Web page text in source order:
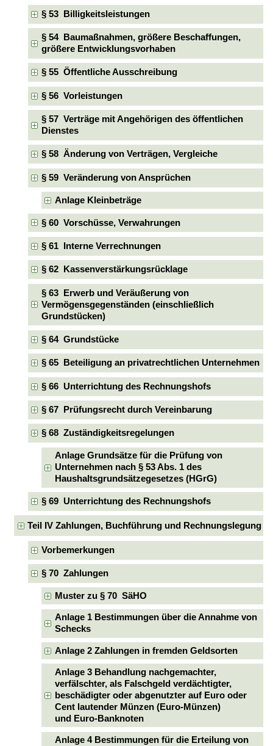
§ 53 Billigkeitsleistungen
§ 54 Baumaßnahmen, größere Beschaffungen,
größere Entwicklungsvorhaben
§ 55 Öffentliche Ausschreibung
§ 56 Vorleistungen
§ 57 Verträge mit Angehörigen des öffentlichen
Dienstes
§ 58 Änderung von Verträgen, Vergleiche
§ 59 Veränderung von Ansprüchen
Anlage Kleinbeträge
§ 60 Vorschüsse, Verwahrungen
§ 61 Interne Verrechnungen
§ 62 Kassenverstärkungsrücklage
§ 63 Erwerb und Veräußerung von
Vermögensgegenständen (einschließlich
Grundstücken)
§ 64 Grundstücke
§ 65 Beteiligung an privatrechtlichen Unternehmen
§ 66 Unterrichtung des Rechnungshofs
§ 67 Prüfungsrecht durch Vereinbarung
§ 68 Zuständigkeitsregelungen
Anlage Grundsätze für die Prüfung von
Unternehmen nach § 53 Abs. 1 des
Haushaltsgrundsätzegesetzes (HGrG)
§ 69 Unterrichtung des Rechnungshofs
Teil IV Zahlungen, Buchführung und Rechnungslegung
Vorbemerkungen
§ 70 Zahlungen
Muster zu § 70 SäHO
Anlage 1 Bestimmungen über die Annahme von
Schecks
Anlage 2 Zahlungen in fremden Geldsorten
Anlage 3 Behandlung nachgemachter,
verfälschter, als Falschgeld verdächtigter,
beschädigter oder abgenutzter auf Euro oder
Cent lautender Münzen (Euro-Münzen)
und Euro-Banknoten
Anlage 4 Bestimmungen für die Erteilung von